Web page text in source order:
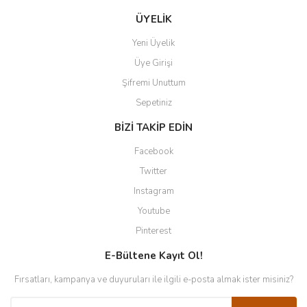
ÜYELİK
Yeni Üyelik
Üye Girişi
Şifremi Unuttum
Sepetiniz
BİZİ TAKİP EDİN
Facebook
Twitter
Instagram
Youtube
Pinterest
E-Bültene Kayıt Ol!
Fırsatları, kampanya ve duyuruları ile ilgili e-posta almak ister misiniz?